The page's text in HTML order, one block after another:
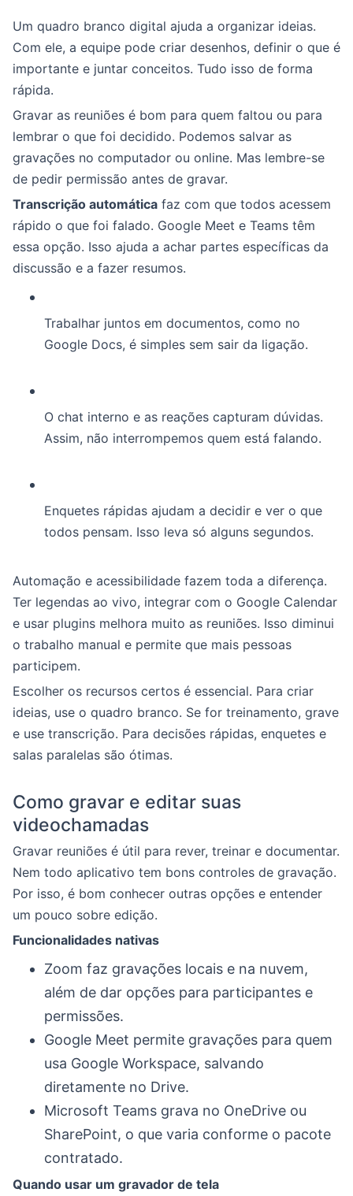
Um quadro branco digital ajuda a organizar ideias.
Com ele, a equipe pode criar desenhos, definir o que é
importante e juntar conceitos. Tudo isso de forma
rápida.
Gravar as reuniões é bom para quem faltou ou para
lembrar o que foi decidido. Podemos salvar as
gravações no computador ou online. Mas lembre-se
de pedir permissão antes de gravar.
Transcrição automática faz com que todos acessem
rápido o que foi falado. Google Meet e Teams têm
essa opção. Isso ajuda a achar partes específicas da
discussão e a fazer resumos.
Trabalhar juntos em documentos, como no
Google Docs, é simples sem sair da ligação.
O chat interno e as reações capturam dúvidas.
Assim, não interrompemos quem está falando.
Enquetes rápidas ajudam a decidir e ver o que
todos pensam. Isso leva só alguns segundos.
Automação e acessibilidade fazem toda a diferença.
Ter legendas ao vivo, integrar com o Google Calendar
e usar plugins melhora muito as reuniões. Isso diminui
o trabalho manual e permite que mais pessoas
participem.
Escolher os recursos certos é essencial. Para criar
ideias, use o quadro branco. Se for treinamento, grave
e use transcrição. Para decisões rápidas, enquetes e
salas paralelas são ótimas.
Como gravar e editar suas
videochamadas
Gravar reuniões é útil para rever, treinar e documentar.
Nem todo aplicativo tem bons controles de gravação.
Por isso, é bom conhecer outras opções e entender
um pouco sobre edição.
Funcionalidades nativas
Zoom faz gravações locais e na nuvem,
além de dar opções para participantes e
permissões.
Google Meet permite gravações para quem
usa Google Workspace, salvando
diretamente no Drive.
Microsoft Teams grava no OneDrive ou
SharePoint, o que varia conforme o pacote
contratado.
Quando usar um gravador de tela